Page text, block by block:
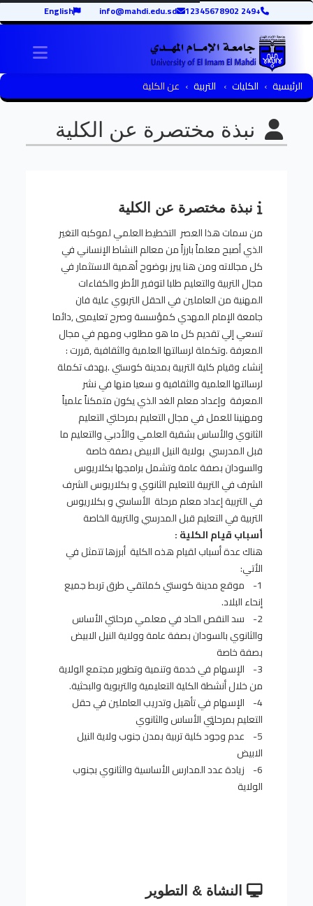
+249 12345678902
info@mahdi.edu.sd
English
الرئيسية الكليات التربية عن الكلية
نبذة مختصرة عن الكلية
نبذة مختصرة عن الكلية
من سمات هذا العصر التخطيط العلمي لموكبه التغير
الذي أصبح معلماً بارزاً من معالم النشاط الإنساني في
كل مجالاته ومن هنا يبرز بوضوح أهمية الاستثمار في
مجال التربية والتعليم طلبا لتوفير الأطر والكفاءات
المهنية من العاملين في الحقل التربوي علية فان
جامعة الإمام المهدي كمؤسسة وصرح تعليميي ,دائما
تسعي إلي تقديم كل ما هو مطلوب ومهم في مجال
المعرفة .وتكملة لرسالتها العلمية والثقافية ,قررت :
إنشاء وقيام كلية التربية بمدينة كوستي .بهدف تكملة
لرسالتها العلمية والثقافية و سعيا منها في نشر
المعرفة وإعداد معلم الغد الذي يكون متمكناً علمياً
ومهنينا للعمل في مجال التعليم بمرحلتي التعليم
الثانوي والأساس بشقية العلمي والأدبي والتعليم ما
قبل المدرسي بولاية النيل الابيض بصفة خاصة
والسودان بصفة عامة وتشمل برامجها بكلاريوس
الشرف في التربية للتعليم الثانوي و بكلاريوس الشرف
في التربية إعداد معلم مرحلة الأساسي و بكلاريوس
التربية في التعليم قبل المدرسي والتربية الخاصة
أسباب قيام الكلية :
هناك عدة أسباب لقيام هذه الكلية أبرزها تتمثل في
الأتي:
1- موقع مدينة كوستي كملتقي طرق تربط جميع
إنحاء البلاد.
2- سد النقص الحاد في معلمي مرحلتي الأساس
والثانوي بالسودان بصفة عامة وولاية النيل الابيض
بصفة خاصة
3- الإسهام في خدمة وتنمية وتطوير مجتمع الولاية
من خلال أنشطة الكلية التعليمية والتربوية والبحثية.
4- الإسهام في تأهيل وتدريب العاملين في حقل
التعليم بمرحلتٍي الأساس والثانوي
5- عدم وجود كلية تربية بمدن جنوب ولاية النيل
الابيض
6- زيادة عدد المدارس الأساسية والثانوي بجنوب
الولاية
النشاة & التطوير